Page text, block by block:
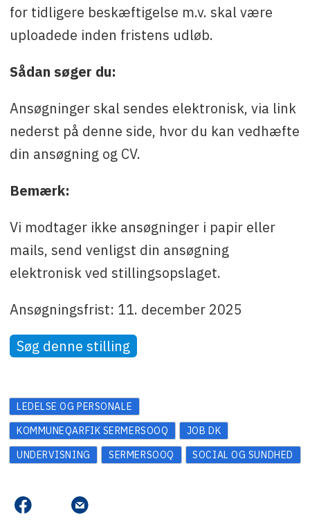
for tidligere beskæftigelse m.v. skal være
uploadede inden fristens udløb.
Sådan søger du:
Ansøgninger skal sendes elektronisk, via link
nederst på denne side, hvor du kan vedhæfte
din ansøgning og CV.
Bemærk:
Vi modtager ikke ansøgninger i papir eller
mails, send venligst din ansøgning
elektronisk ved stillingsopslaget.
Ansøgningsfrist: 11. december 2025
Søg denne stilling
LEDELSE OG PERSONALE
KOMMUNEQARFIK SERMERSOOQ
JOB DK
UNDERVISNING
SERMERSOOQ SOCIAL OG SUNDHED